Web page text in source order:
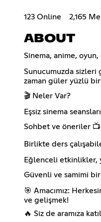
123 Online 2,165
ABOUT
Sinema, anime,
Sunucumuzda sizleri
zaman güler yüzlü bir
🎬 Neler Var?
Eşsiz sinema
Sohbet ve öneriler 📺
Birlikte ders
Eğlenceli etkinlikler,
Güvenli ve samimi bir
🎯 Amacımız:
ve gelişmek!
🔥 Siz de aramıza